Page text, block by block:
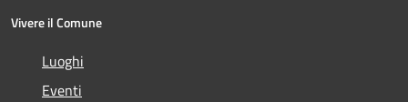
Vivere il Comune
Luoghi
Eventi